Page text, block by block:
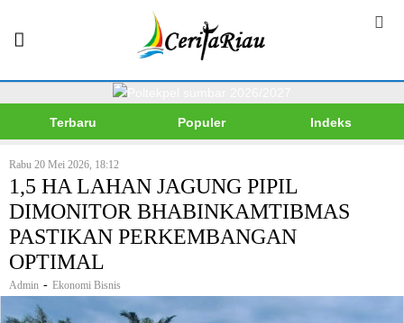
Terbaru Populer Indeks
Rabu 20 Mei 2026, 18:12
1,5 HA LAHAN JAGUNG PIPIL
DIMONITOR BHABINKAMTIBMAS
PASTIKAN PERKEMBANGAN
OPTIMAL
Admin - Ekonomi Bisnis